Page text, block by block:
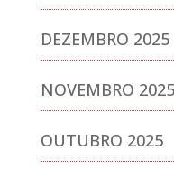
DEZEMBRO 2025
NOVEMBRO 2025
OUTUBRO 2025